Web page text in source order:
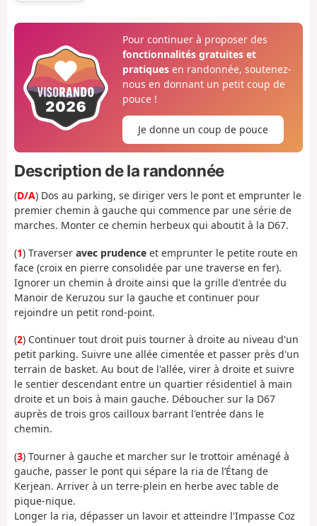
Pour continuer à proposer des
fonctionnalités gratuites et
pratiquesen randonnée, soutenez-
nous en donnant un petit coup de
pouce !
Je donne un coup de pouce
Description de la randonnée
(D/A) Dos au parking, se diriger vers le pont et emprunter le
premier chemin à gauche qui commence par une série de
marches. Monter ce chemin herbeux qui aboutit à la D67.
(1) Traverser avec prudence et emprunter le petite route en
face (croix en pierre consolidée par une traverse en fer).
Ignorer un chemin à droite ainsi que la grille d'entrée du
Manoir de Keruzou sur la gauche et continuer pour
rejoindre un petit rond-point.
(2) Continuer tout droit puis tourner à droite au niveau d'un
petit parking. Suivre une allée cimentée et passer près d'un
terrain de basket. Au bout de l'allée, virer à droite et suivre
le sentier descendant entre un quartier résidentiel à main
droite et un bois à main gauche. Déboucher sur la D67
auprès de trois gros cailloux barrant l'entrée dans le
chemin.
(3) Tourner à gauche et marcher sur le trottoir aménagé à
gauche, passer le pont qui sépare la ria de l’Étang de
Kerjean. Arriver à un terre-plein en herbe avec table de
pique-nique.
Longer la ria, dépasser un lavoir et atteindre l'Impasse Coz